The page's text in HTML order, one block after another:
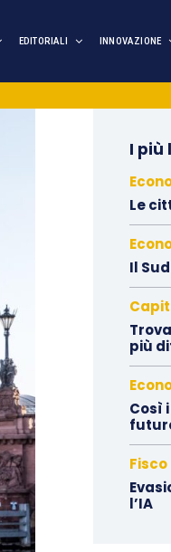
EDITORIALI INNOVAZIONE
I più
Le
Il
più
Così
Fisco
l’IA